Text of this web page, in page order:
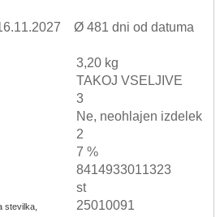
Ø 481 dni od datuma
3,20 kg
TAKOJ VSELJIVE
3
Ne, neohlajen izdelek
2
7 %
8414933011323
st
stevilka,
25010091